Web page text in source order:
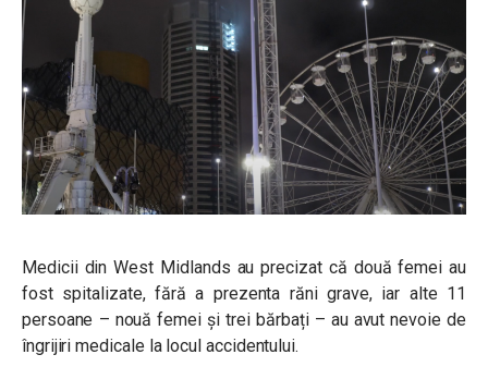
Medicii din West Midlands au precizat că două femei au
fost spitalizate, fără a prezenta răni grave, iar alte 11
persoane – nouă femei și trei bărbați – au avut nevoie de
îngrijiri medicale la locul accidentului.